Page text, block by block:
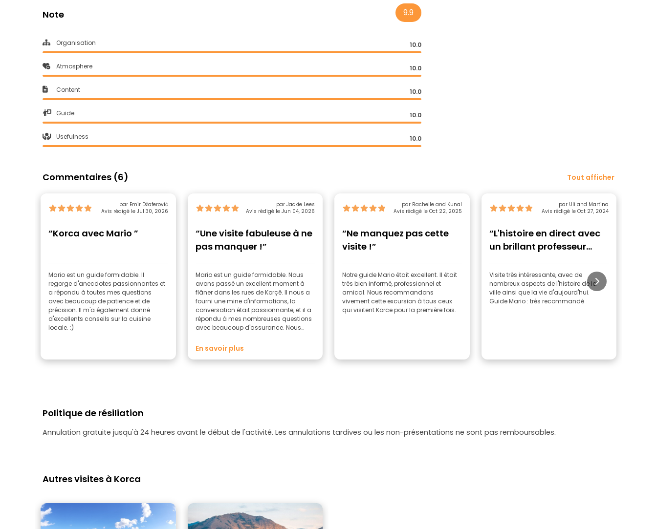
Note 9.9
Organisation 10.0
Atmosphere 10.0
Content 10.0
Guide 10.0
Usefulness 10.0
Commentaires (6) Tout afficher
par Emir Džaferović
Avis rédigé le Jul 30, 2026
“Korca avec Mario ”
Mario est un guide formidable. Il
regorge d'anecdotes passionnantes et
a répondu à toutes mes questions
avec beaucoup de patience et de
précision. Il m'a également donné
d'excellents conseils sur la cuisine
locale. :)
par Jackie Lees
Avis rédigé le Jun 04, 2026
“Une visite fabuleuse à ne
pas manquer !”
Mario est un guide formidable. Nous
avons passé un excellent moment à
flâner dans les rues de Korçë. Il nous a
fourni une mine d'informations, la
conversation était passionnante, et il a
répondu à mes nombreuses questions
avec beaucoup d'assurance. Nous
mais aussi la vie quotidienne
d'aujourd'hui. Je tiens à le remercier de
m'avoir aidé à organiser mon voyage.
En savoir plus
par Rachelle and Kunal
Avis rédigé le Oct 22, 2025
“Ne manquez pas cette
visite !”
Notre guide Mario était excellent. Il était
très bien informé, professionnel et
amical. Nous recommandons
vivement cette excursion à tous ceux
qui visitent Korce pour la première fois.
par Uli and Martina
Avis rédigé le Oct 27, 2024
“L'histoire en direct avec
un brillant professeur
d'histoire”
Visite très intéressante, avec de
nombreux aspects de l'histoire de la
ville ainsi que la vie d'aujourd'hui.
Guide Mario : très recommandé
Politique de résiliation
Annulation gratuite jusqu'à 24 heures avant le début de l'activité. Les annulations tardives ou les non-présentations ne sont pas remboursables.
Autres visites à Korca